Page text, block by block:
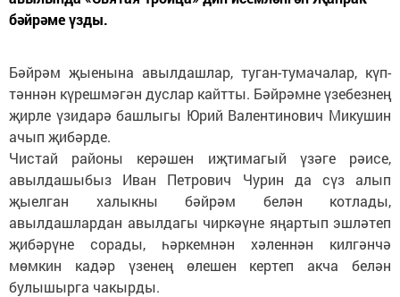
бәйрәме үзды.
Бәйрәм җыенына авылдашлар, туган-тумачалар, күп­
тәннән күрешмәгән дуслар кайтты. Бәйрәмне үзебезнең
җирле үзидарә башлыгы Юрий Валентинович Микушин
ачып җибәрде.
Чистай районы керәшен иҗти­магый үзәге рәисе,
авылдашыбыз Иван Петрович Чурин да сүз алып
җыелган халыкны бәйрәм белән котлады,
авылдашлардан авылдагы чиркәүне яңартып эшләтеп
җибәрүне сорады, һәркемнән хәленнән килгәнчә
мөмкин кадәр үзенең өлешен кертеп акча белән
булышырга чакырды.